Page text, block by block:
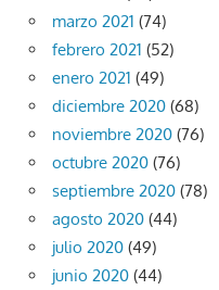
marzo 2021 (74)
febrero 2021 (52)
enero 2021 (49)
diciembre 2020 (68)
noviembre 2020 (76)
octubre 2020 (76)
septiembre 2020 (78)
agosto 2020 (44)
julio 2020 (49)
junio 2020 (44)